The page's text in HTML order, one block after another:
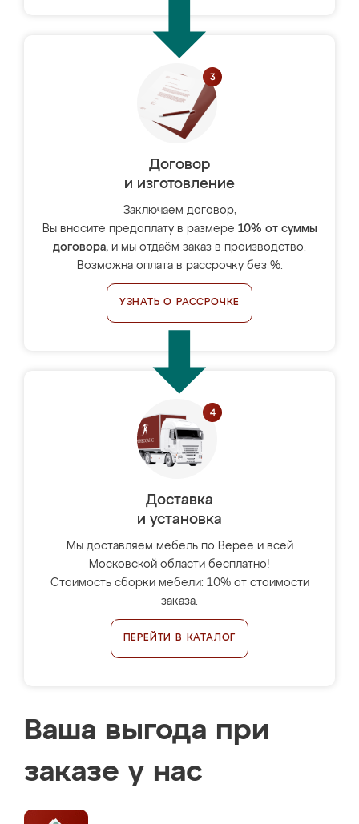
Договор
и изготовление
Заключаем договор,
Вы вносите предоплату в размере 10% от суммы
договора, и мы отдаём заказ в производство.
Возможна оплата в рассрочку без %.
УЗНАТЬ О РАССРОЧКЕ
Доставка
и установка
Мы доставляем мебель по Верее и всей
Московской области бесплатно!
Стоимость сборки мебели: 10% от стоимости
заказа.
ПЕРЕЙТИ В КАТАЛОГ
Ваша выгода при
заказе у нас